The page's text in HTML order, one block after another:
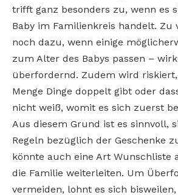
trifft ganz besonders zu, wenn es
Baby im Familienkreis handelt. Zu
noch dazu, wenn einige
zum Alter des Babys passen –
überfordernd. Zudem wird riskiert,
Menge Dinge doppelt gibt oder
nicht weiß, womit es sich zuerst
Aus diesem Grund ist es sinnvoll,
Regeln bezüglich der Geschenke
könnte auch eine Art Wunschliste
die Familie weiterleiten. Um
vermeiden, lohnt es sich